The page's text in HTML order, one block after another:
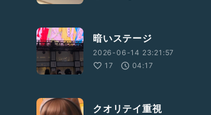
暗いステージ
2026-06-14 23:21:57
17
04:17
クオリテイ重視